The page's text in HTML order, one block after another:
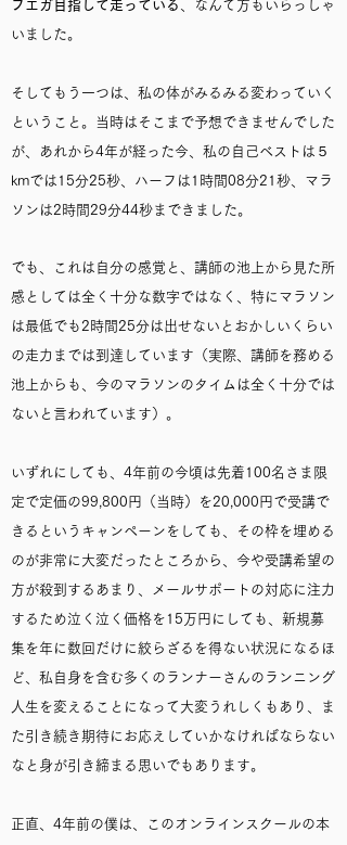
ブエガ目指して走っている 、なんて方もいらっしゃ
いました。
そしてもう一つは、私の体がみるみる変わっていく
ということ。当時はそこまで予想できませんでした
が、あれから4年が経った今、私の自己ベストは５
kmでは15分25秒、ハーフは1時間08分21秒、マラ
ソンは2時間29分44秒まできました。
でも、これは自分の感覚と、講師の池上から見た所
感としては全く十分な数字ではなく、特にマラソン
は最低でも2時間25分は出せないとおかしいくらい
の走力までは到達しています（実際、講師を務める
池上からも、今のマラソンのタイムは全く十分では
ないと言われています） 。
いずれにしても、4年前の今頃は先着100名さま限
定で定価の99,800円（当時）を20,000円で受講で
きるというキャンペーンをしても、その枠を埋める
のが非常に大変だったところから、今や受講希望の
方が殺到するあまり、メールサポートの対応に注力
するため泣く泣く価格を15万円にしても、新規募
集を年に数回だけに絞らざるを得ない状況になるほ
ど、私自身を含む多くのランナーさんのランニング
人生を変えることになって大変うれしくもあり、ま
た引き続き期待にお応えしていかなければならない
なと身が引き締まる思いでもあります。
正直、4年前の僕は、このオンラインスクールの本